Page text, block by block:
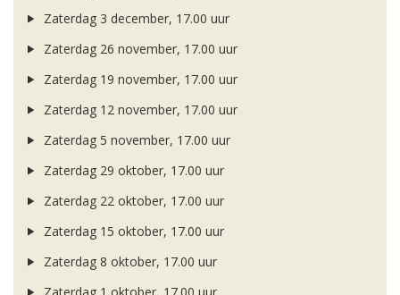
Zaterdag 3 december, 17.00 uur
Zaterdag 26 november, 17.00 uur
Zaterdag 19 november, 17.00 uur
Zaterdag 12 november, 17.00 uur
Zaterdag 5 november, 17.00 uur
Zaterdag 29 oktober, 17.00 uur
Zaterdag 22 oktober, 17.00 uur
Zaterdag 15 oktober, 17.00 uur
Zaterdag 8 oktober, 17.00 uur